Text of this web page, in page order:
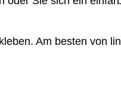
Am besten von